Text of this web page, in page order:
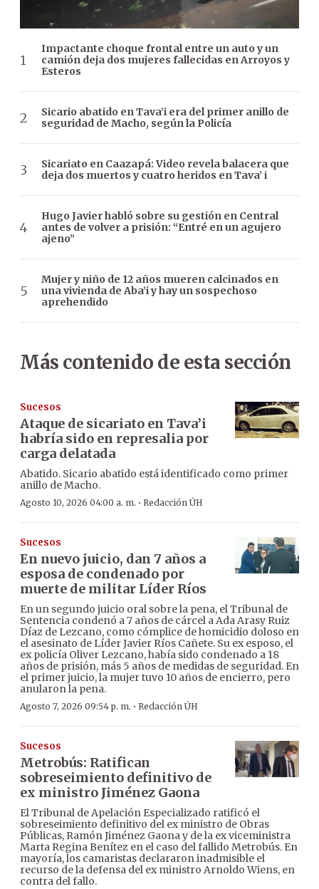
Impactante choque frontal entre un auto y un
camión deja dos mujeres fallecidas en Arroyos y
Esteros
Sicario abatido en Tava’i era del primer anillo de
seguridad de Macho, según la Policía
Sicariato en Caazapá: Video revela balacera que
deja dos muertos y cuatro heridos en Tava’ i
Hugo Javier habló sobre su gestión en Central
antes de volver a prisión: “Entré en un agujero
ajeno”
Mujer y niño de 12 años mueren calcinados en
una vivienda de Aba’i y hay un sospechoso
aprehendido
Más contenido de esta sección
Sucesos
Ataque de sicariato en Tava’i
habría sido en represalia por
carga delatada
Abatido. Sicario abatido está identificado como primer
anillo de Macho.
Agosto 10, 2026 04:00 a. m. · Redacción ÚH
Sucesos
En nuevo juicio, dan 7 años a
esposa de condenado por
muerte de militar Líder Ríos
En un segundo juicio oral sobre la pena, el Tribunal de
Sentencia condenó a 7 años de cárcel a Ada Arasy Ruiz
Díaz de Lezcano, como cómplice de homicidio doloso en
el asesinato de Líder Javier Ríos Cañete. Su ex esposo, el
ex policía Oliver Lezcano, había sido condenado a 18
años de prisión, más 5 años de medidas de seguridad. En
el primer juicio, la mujer tuvo 10 años de encierro, pero
anularon la pena.
Agosto 7, 2026 09:54 p. m. · Redacción ÚH
Sucesos
Metrobús: Ratifican
sobreseimiento definitivo de
ex ministro Jiménez Gaona
El Tribunal de Apelación Especializado ratificó el
sobreseimiento definitivo del ex ministro de Obras
Públicas, Ramón Jiménez Gaona y de la ex viceministra
Marta Regina Benítez en el caso del fallido Metrobús. En
mayoría, los camaristas declararon inadmisible el
recurso de la defensa del ex ministro Arnoldo Wiens, en
contra del fallo.